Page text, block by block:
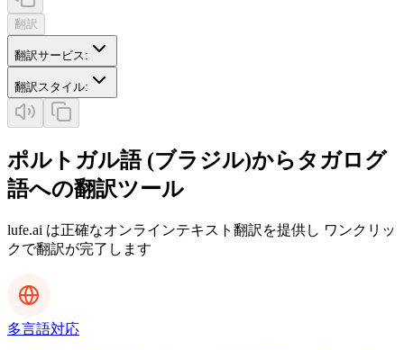
翻訳
翻訳サービス :
翻訳スタイル:
ポルトガル語 (ブラジル)からタガログ
語への翻訳ツール
lufe.ai は正確なオンラインテキスト翻訳を提供し ワンクリッ
クで翻訳が完了します
多言語対応